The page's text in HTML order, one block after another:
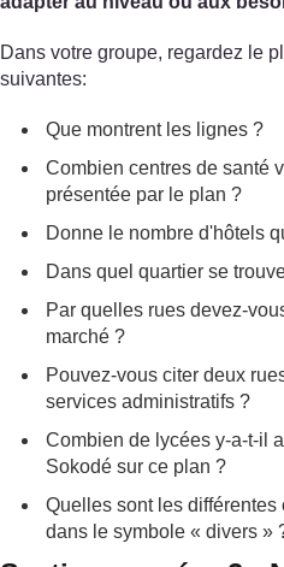
Dans votre groupe, regardez le
suivantes:
Que montrent les lignes ?
Combien centres de santé
présentée par le plan ?
Donne le nombre d'hôtels
Dans quel quartier se
Par quelles rues devez-
marché ?
Pouvez-vous citer deux
services administratifs ?
Combien de lycées y-a-t-il
Sokodé sur ce plan ?
Quelles sont les
dans le symbole « divers »